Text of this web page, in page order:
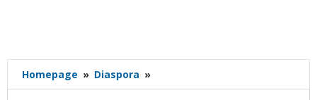
Homepage » Diaspora »
Tahun